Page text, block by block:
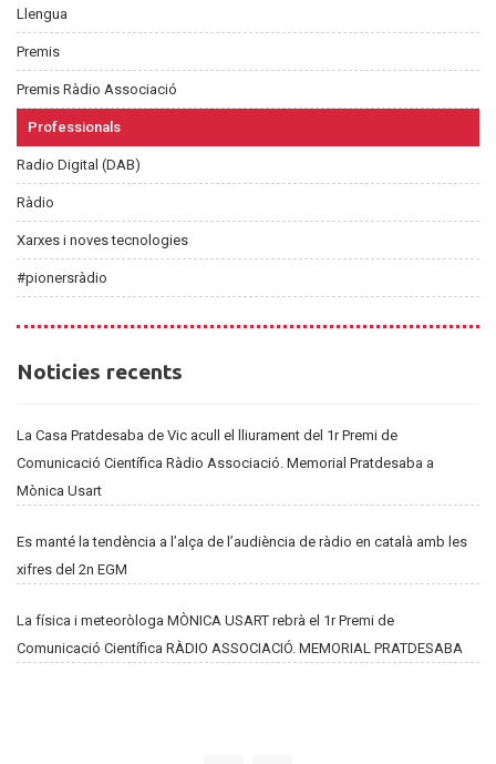
Llengua
Premis
Premis Ràdio Associació
Professionals
Radio Digital (DAB)
Ràdio
Xarxes i noves tecnologies
#pionersràdio
Noticies
Noticies recents
La Casa Pratdesaba de Vic acull el lliurament del 1r Premi de
Comunicació Científica Ràdio Associació. Memorial Pratdesaba a
Mònica Usart
Es manté la tendència a l’alça de l’audiència de ràdio en català amb les
xifres del 2n EGM
La física i meteoròloga MÒNICA USART rebrà el 1r Premi de
Comunicació Científica RÀDIO ASSOCIACIÓ. MEMORIAL PRATDESABA